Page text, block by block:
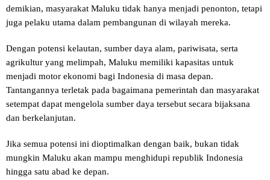
demikian, masyarakat Maluku tidak hanya menjadi penonton, tetapi
juga pelaku utama dalam pembangunan di wilayah mereka.
Dengan potensi kelautan, sumber daya alam, pariwisata, serta
agrikultur yang melimpah, Maluku memiliki kapasitas untuk
menjadi motor ekonomi bagi Indonesia di masa depan.
Tantangannya terletak pada bagaimana pemerintah dan masyarakat
setempat dapat mengelola sumber daya tersebut secara bijaksana
dan berkelanjutan.
Jika semua potensi ini dioptimalkan dengan baik, bukan tidak
mungkin Maluku akan mampu menghidupi republik Indonesia
hingga satu abad ke depan.